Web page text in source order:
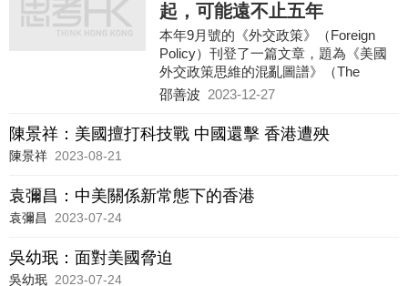
起，可能遠不止五年
本年9月號的《外交政策》（Foreign
Policy）刊登了一篇文章，題為《美國
外交政策思維的混亂圖譜》（The
Scrambled Spectrum of U.S. Foreign-
邵善波 2023-12-27
陳景祥：美國擅打科技戰 中國還擊 香港遭殃
陳景祥 2023-08-21
袁彌昌：中美關係新常態下的香港
袁彌昌 2023-07-24
吳幼珉：面對美國脅迫
吳幼珉 2023-07-24